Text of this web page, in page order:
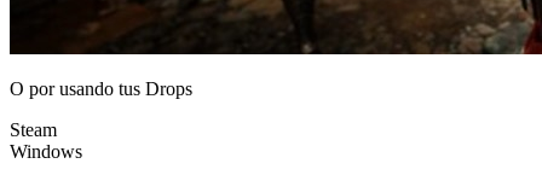
O porusando tus Drops
Steam
Windows